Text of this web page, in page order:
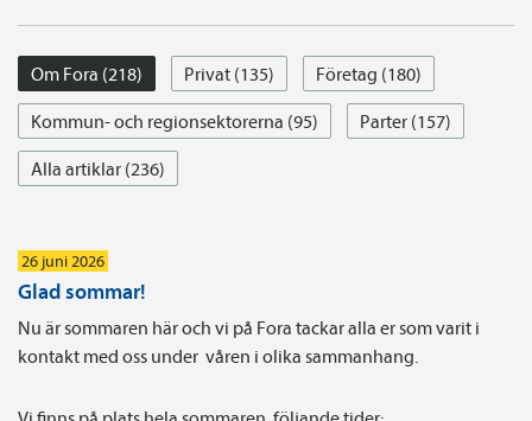
Om Fora (218) Privat (135)
Företag (180)
Kommun- och regionsektorerna (95)
Parter (157)
Alla artiklar (236)
26 juni 2026
Glad sommar!
Nu är sommaren här och vi på Fora tackar alla er som varit i
kontakt med oss under våren i olika sammanhang.